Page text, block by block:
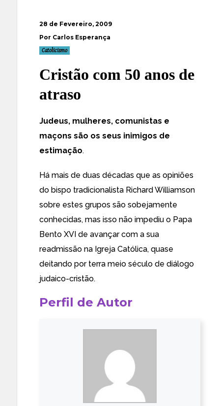
28 de Fevereiro, 2009
Por Carlos Esperança
Catolicismo
Cristão com 50 anos de
atraso
Judeus, mulheres, comunistas e
maçons são os seus inimigos de
estimação.
Há mais de duas décadas que as opiniões
do bispo tradicionalista Richard Williamson
sobre estes grupos são sobejamente
conhecidas, mas isso não impediu o Papa
Bento XVI de avançar com a sua
readmissão na Igreja Católica, quase
deitando por terra meio século de diálogo
judaico-cristão.
Perfil de Autor